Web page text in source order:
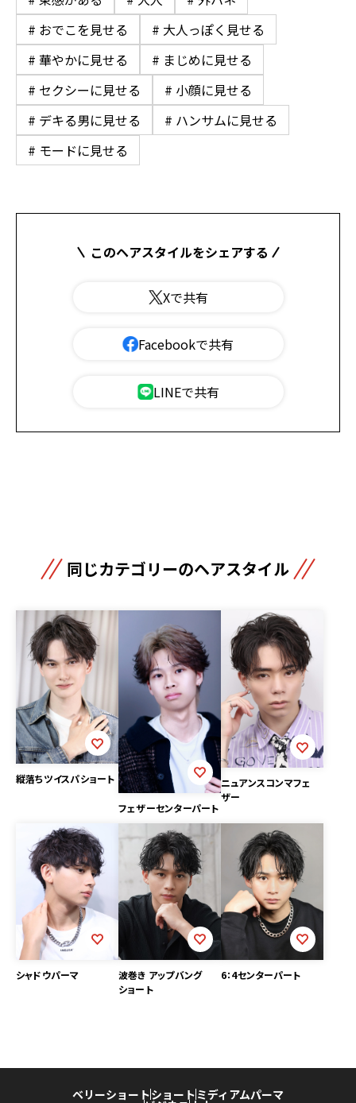
# おでこを見せる
# 大人っぽく見せる
# 華やかに見せる
# まじめに見せる
# セクシーに見せる
# 小顔に見せる
# デキる男に見せる
# ハンサムに見せる
# モードに見せる
このヘアスタイルをシェアする
Xで共有
Facebookで共有
LINEで共有
同じカテゴリーのヘアスタイル
縦落ちツイスパショート
フェザーセンターパート
ニュアンスコンマフェ
ザー
シャドウパーマ
波巻き アップバング
ショート
6：4センターパート
ベリーショートショート ミディアムパーマ